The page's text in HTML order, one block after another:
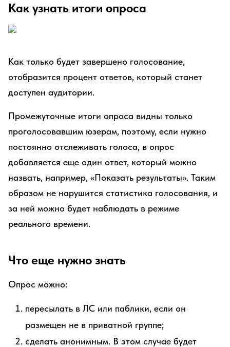
Как узнать итоги опроса
Как только будет завершено голосование,
отобразится процент ответов, который станет
доступен аудитории.
Промежуточные итоги опроса видны только
проголосовавшим юзерам, поэтому, если нужно
постоянно отслеживать голоса, в опрос
добавляется еще один ответ, который можно
назвать, например, «Показать результаты». Таким
образом не нарушится статистика голосования, и
за ней можно будет наблюдать в режиме
реального времени.
Что еще нужно знать
Опрос можно:
пересылать в ЛС или паблики, если он
размещен не в приватной группе;
сделать анонимным. В этом случае будет